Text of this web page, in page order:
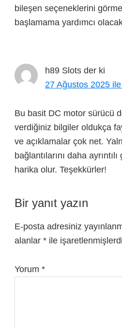
bileşen seçeneklerini
başlamama yardımcı
h89 Slots der ki
27 Ağustos 2025
Bu basit DC motor sürücü
verdiğiniz bilgiler oldukça
ve açıklamalar çok net.
bağlantılarını daha
harika olur. Teşekkürler!
Bir yanıt yazın
E-posta adresiniz
alanlar * ile
Yorum *